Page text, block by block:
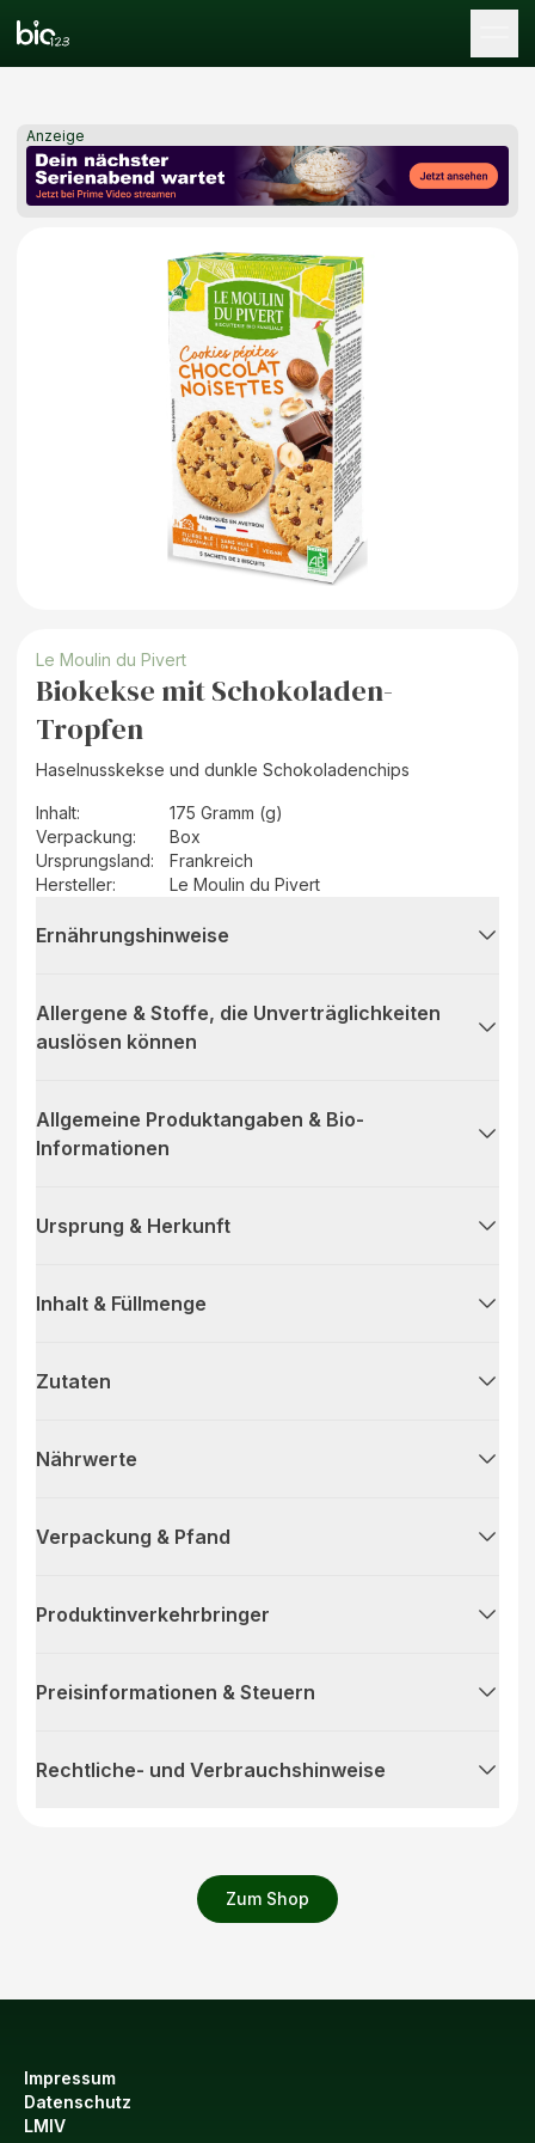
Anzeige
Zum Shop
Le Moulin du Pivert
Biokekse mit Schokoladen-
Tropfen
Haselnusskekse und dunkle Schokoladenchips
Inhalt:
175 Gramm (g)
Verpackung:
Box
Ursprungsland:
Frankreich
Hersteller: Le Moulin du Pivert
Ernährungshinweise
Allergene & Stoffe, die Unverträglichkeiten
auslösen können
Allgemeine Produktangaben & Bio-
Informationen
Ursprung & Herkunft
Inhalt & Füllmenge
Zutaten
Nährwerte
Verpackung & Pfand
Produktinverkehrbringer
Preisinformationen & Steuern
Rechtliche- und Verbrauchshinweise
Impressum
Datenschutz
LMIV